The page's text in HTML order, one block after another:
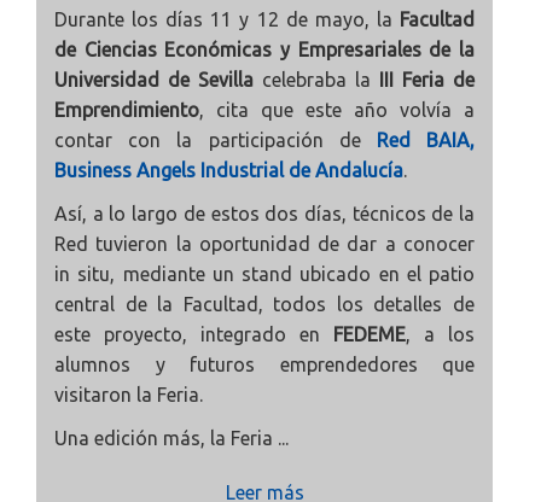
Durante los días 11 y 12 de mayo, la Facultad
de Ciencias Económicas y Empresariales de la
Universidad de Sevilla celebraba la III Feria de
Emprendimiento, cita que este año volvía a
contar con la participación de Red BAIA,
Business Angels Industrial de Andalucía.
Así, a lo largo de estos dos días, técnicos de la
Red tuvieron la oportunidad de dar a conocer
in situ, mediante un stand ubicado en el patio
central de la Facultad, todos los detalles de
este proyecto, integrado en FEDEME, a los
alumnos y futuros emprendedores que
visitaron la Feria.
Una edición más, la Feria ...
Leer más